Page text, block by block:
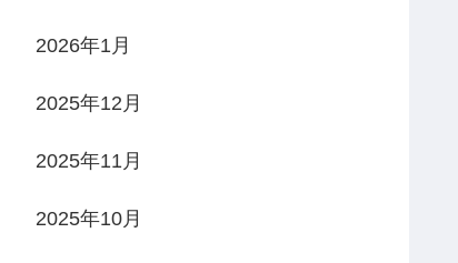
2026年1月
2025年12月
2025年11月
2025年10月